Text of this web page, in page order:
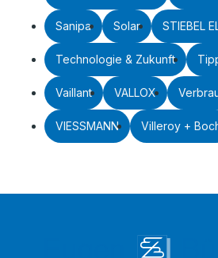
Sanipa Solar STIEBEL
Technologie & Zukunft
Vaillant VALLOX
VIESSMANN Villeroy +